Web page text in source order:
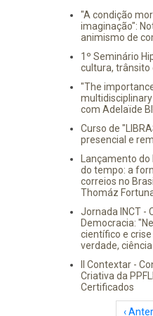
"A condição
imaginação":
animismo de
1º Seminário
cultura, trânsito
"The
com Adelaïde
Curso de
presencial e
Lançamento
do tempo: a
correios no
Thomáz
Jornada INCT -
Democracia:
científico e
verdade,
II Contextar -
Criativa da
Certificados
PaginaçãoPágina
‹